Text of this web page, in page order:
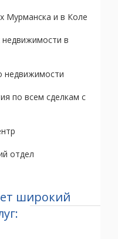
Мурманска и в Коле
в
недвижимости
по всем сделкам с
отдел
широкий